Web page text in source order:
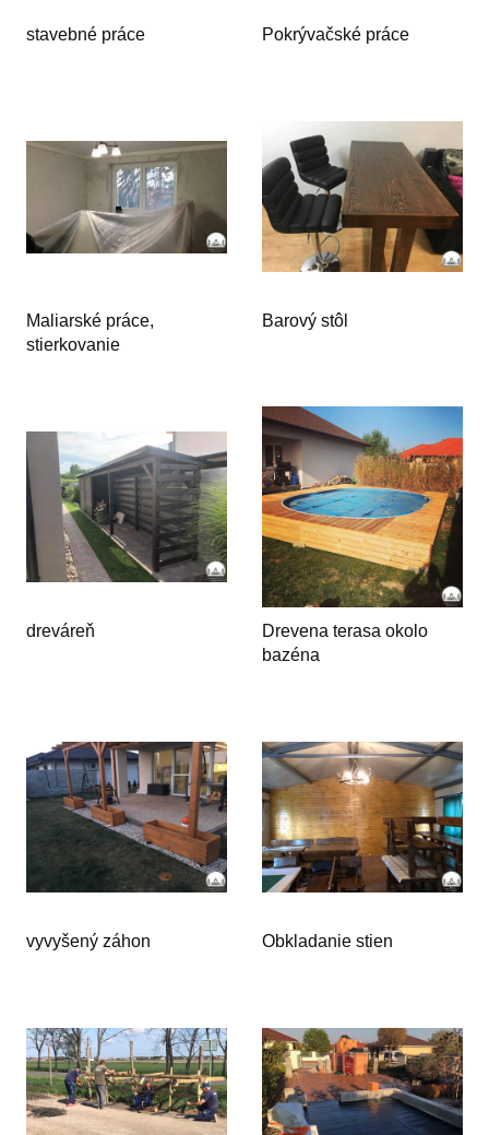
stavebné práce Pokrývačské práce
Maliarské práce,
stierkovanie
Barový stôl
dreváreň
Drevena terasa okolo
bazéna
vyvyšený záhon Obkladanie stien